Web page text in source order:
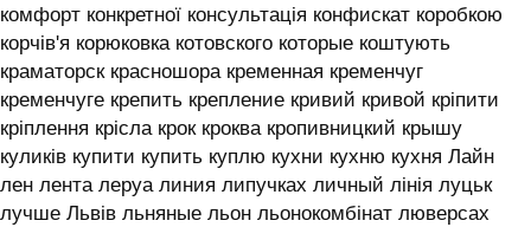
комфорт конкретної консультація конфискат коробкою
корчів'я корюковка котовского которые коштують
краматорск красношора кременная кременчуг
кременчуге крепить крепление кривий кривой кріпити
кріплення крісла крок кроква кропивницкий крышу
куликів купити купить куплю кухни кухню кухня ‎Лайн
лен лента леруа линия липучках личный лінія луцьк
лучше Львів льняные льон льонокомбінат люверсах